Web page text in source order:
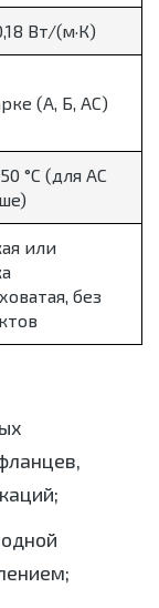
Вт/(м·К)
(А, Б, АС)
°С (для АС
или
без